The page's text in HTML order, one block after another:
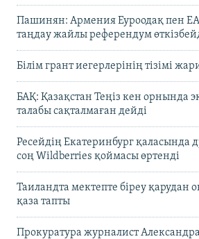
Пашинян: Армения Еуроодақ пен
таңдау жайлы референдум
Білім грант иегерлерінің тізімі
БАҚ: Қазақстан Теңіз кен орнында
талабы сақталмаған дейді
Ресейдің Екатеринбург қаласында
соң Wildberries қоймасы өртенді
Таиландта мектепте біреу қарудан
қаза тапты
Прокуратура журналист